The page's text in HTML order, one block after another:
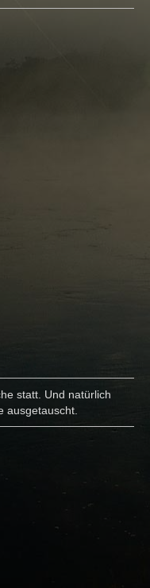
statt. Und natürlich
ausgetauscht.